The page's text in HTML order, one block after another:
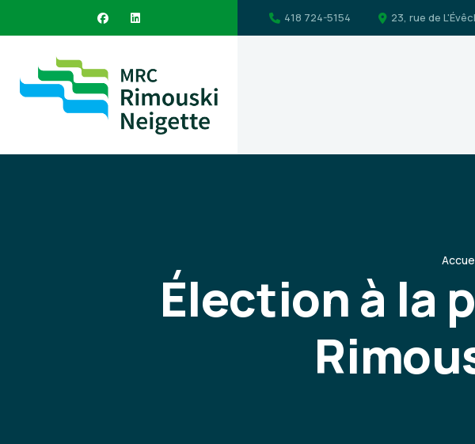
418 724-5154 23, rue de
Élection à la